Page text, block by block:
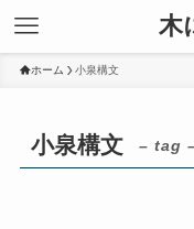
木
ホーム 小泉構文
小泉構文 – tag